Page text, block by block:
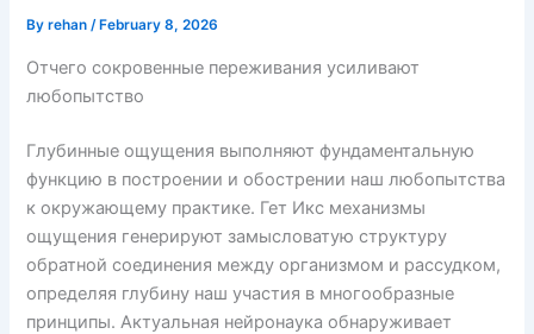
Byrehan/ February 8, 2026
Отчего сокровенные переживания усиливают
любопытство
Глубинные ощущения выполняют фундаментальную
функцию в построении и обострении наш любопытства
к окружающему практике. Гет Икс механизмы
ощущения генерируют замысловатую структуру
обратной соединения между организмом и рассудком,
определяя глубину наш участия в многообразные
принципы. Актуальная нейронаука обнаруживает